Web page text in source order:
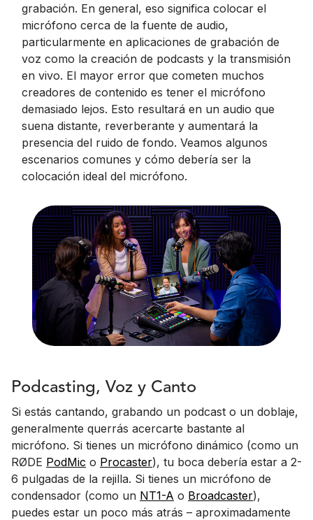
grabación. En general, eso significa colocar el
micrófono cerca de la fuente de audio,
particularmente en aplicaciones de grabación de
voz como la creación de podcasts y la transmisión
en vivo. El mayor error que cometen muchos
creadores de contenido es tener el micrófono
demasiado lejos. Esto resultará en un audio que
suena distante, reverberante y aumentará la
presencia del ruido de fondo. Veamos algunos
escenarios comunes y cómo debería ser la
colocación ideal del micrófono.
Podcasting, Voz y Canto
Si estás cantando, grabando un podcast o un doblaje,
generalmente querrás acercarte bastante al
micrófono. Si tienes un micrófono dinámico (como un
RØDE PodMic o Procaster), tu boca debería estar a 2-
6 pulgadas de la rejilla. Si tienes un micrófono de
condensador (como un NT1-A o Broadcaster),
puedes estar un poco más atrás – aproximadamente